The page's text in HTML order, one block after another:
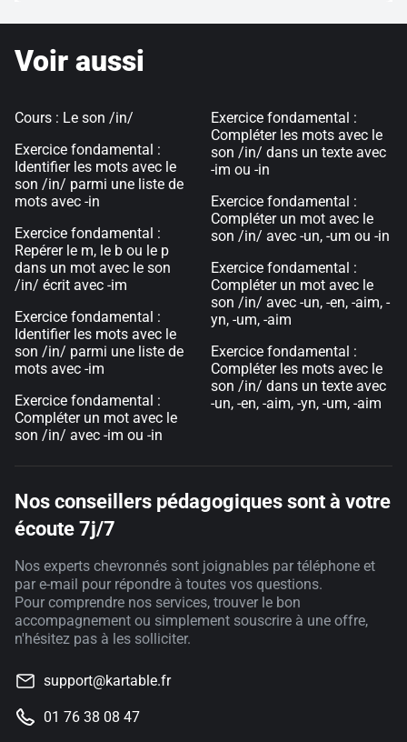
Voir aussi
Cours : Le son /in/
Exercice fondamental :
Identifier les mots avec le
son /in/ parmi une liste de
mots avec -in
Exercice fondamental :
Repérer le m, le b ou le p
dans un mot avec le son
/in/ écrit avec -im
Exercice fondamental :
Identifier les mots avec le
son /in/ parmi une liste de
mots avec -im
Exercice fondamental :
Compléter un mot avec le
son /in/ avec -im ou -in
Exercice fondamental :
Compléter les mots avec le
son /in/ dans un texte avec
-im ou -in
Exercice fondamental :
Compléter un mot avec le
son /in/ avec -un, -um ou -in
Exercice fondamental :
Compléter un mot avec le
son /in/ avec -un, -en, -aim, -
yn, -um, -aim
Exercice fondamental :
Compléter les mots avec le
son /in/ dans un texte avec
-un, -en, -aim, -yn, -um, -aim
Nos conseillers pédagogiques sont à votre
écoute 7j/7
Nos experts chevronnés sont joignables par téléphone et
par e-mail pour répondre à toutes vos questions.
Pour comprendre nos services, trouver le bon
accompagnement ou simplement souscrire à une offre,
n'hésitez pas à les solliciter.
support@kartable.fr
01 76 38 08 47